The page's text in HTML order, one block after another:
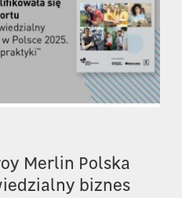
Merlin Polska
biznes